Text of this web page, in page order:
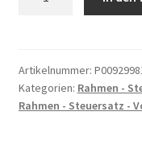
Artikelnummer:
Kategorien: Rahmen -
Rahmen - Steuersatz -